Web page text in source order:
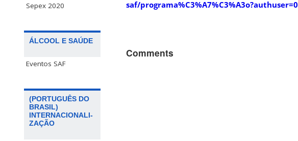
Sepex 2020
ÁLCOOL E SAÚDE
Eventos SAF
(PORTUGUÊS DO
BRASIL)
INTERNACIONALI-
ZAÇÃO
saf/programa%C3%A7%C3%A3o?authuser=0
Comments